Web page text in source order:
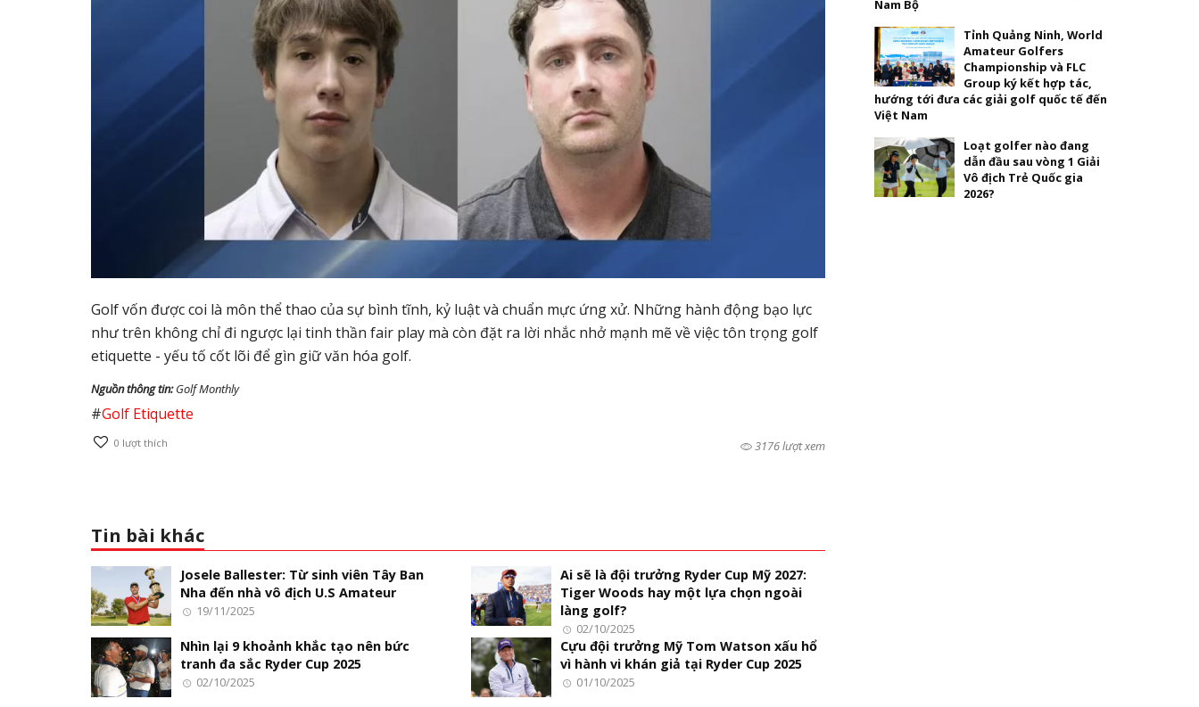
Golf vốn được coi là môn thể thao của sự bình tĩnh, kỷ luật và chuẩn mực ứng xử. Những hành động bạo lực
như trên không chỉ đi ngược lại tinh thần fair play mà còn đặt ra lời nhắc nhở mạnh mẽ về việc tôn trọng golf
etiquette - yếu tố cốt lõi để gìn giữ văn hóa golf.
Nguồn thông tin:Golf Monthly
#Golf Etiquette
0 lượt thích 3176 lượt xem
Tin bài khác
Josele Ballester: Từ sinh viên Tây Ban
Nha đến nhà vô địch U.S Amateur
19/11/2025
Ai sẽ là đội trưởng Ryder Cup Mỹ 2027:
Tiger Woods hay một lựa chọn ngoài
làng golf?
02/10/2025
Nhìn lại 9 khoảnh khắc tạo nên bức
tranh đa sắc Ryder Cup 2025
02/10/2025
Cựu đội trưởng Mỹ Tom Watson xấu hổ
vì hành vi khán giả tại Ryder Cup 2025
01/10/2025
Nam Bộ
Tỉnh Quảng Ninh, World
Amateur Golfers
Championship và FLC
Group ký kết hợp tác,
hướng tới đưa các giải golf quốc tế đến
Việt Nam
Loạt golfer nào đang
dẫn đầu sau vòng 1 Giải
Vô địch Trẻ Quốc gia
2026?